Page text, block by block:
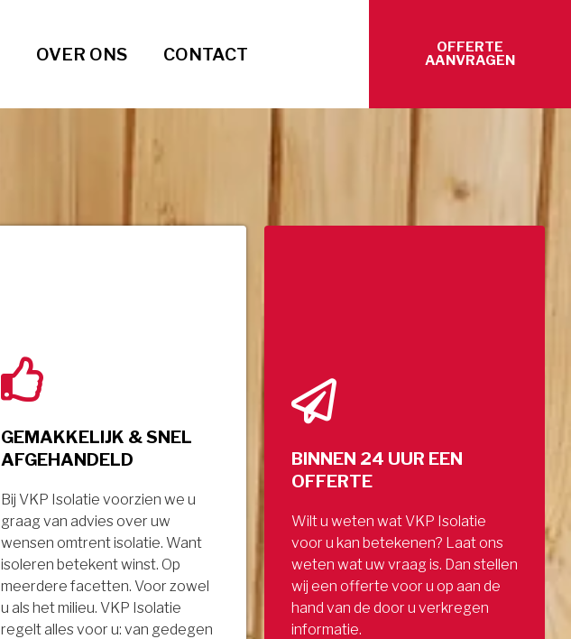
OVER ONS CONTACT
OFFERTE
AANVRAGEN
GEMAKKELIJK & SNEL
AFGEHANDELD
Bij VKP Isolatie voorzien we u
graag van advies over uw
wensen omtrent isolatie. Want
isoleren betekent winst. Op
meerdere facetten. Voor zowel
u als het milieu. VKP Isolatie
regelt alles voor u: van gedegen
BINNEN 24 UUR EEN
OFFERTE
Wilt u weten wat VKP Isolatie
voor u kan betekenen? Laat ons
weten wat uw vraag is. Dan stellen
wij een offerte voor u op aan de
hand van de door u verkregen
informatie.